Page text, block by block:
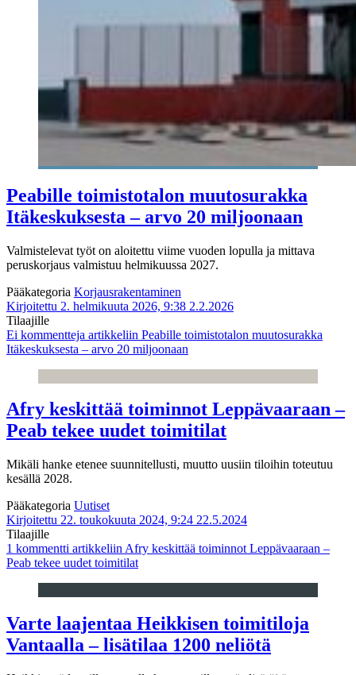
Peabille toimistotalon muutosurakka
Itäkeskuksesta – arvo 20 miljoonaan
Valmistelevat työt on aloitettu viime vuoden lopulla ja mittava
peruskorjaus valmistuu helmikuussa 2027.
Pääkategoria Korjausrakentaminen
Kirjoitettu 2. helmikuuta 2026, 9:38 2.2.2026
Tilaajille
Ei kommentteja artikkeliin Peabille toimistotalon muutosurakka
Itäkeskuksesta – arvo 20 miljoonaan
Afry keskittää toiminnot Leppävaaraan –
Peab tekee uudet toimitilat
Mikäli hanke etenee suunnitellusti, muutto uusiin tiloihin toteutuu
kesällä 2028.
Pääkategoria Uutiset
Kirjoitettu 22. toukokuuta 2024, 9:24 22.5.2024
Tilaajille
1 kommentti artikkeliin Afry keskittää toiminnot Leppävaaraan –
Peab tekee uudet toimitilat
Varte laajentaa Heikkisen toimitiloja
Vantaalla – lisätilaa 1200 neliötä